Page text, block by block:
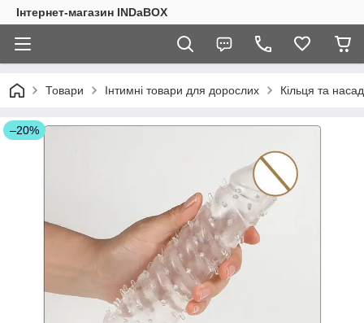
Інтернет-магазин INDaBOX
Товари Інтимні товари для дорослих Кільця та
–20%